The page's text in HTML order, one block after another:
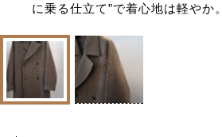
に乗る仕立て”で着心地は軽やか。